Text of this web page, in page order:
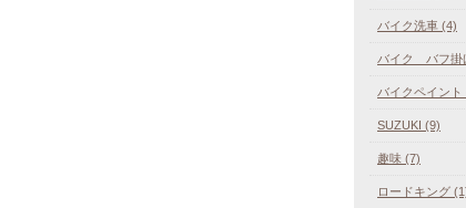
バイク洗車 (4)
バイク バフ掛
バイクペイント
SUZUKI (9)
趣味 (7)
ロードキング